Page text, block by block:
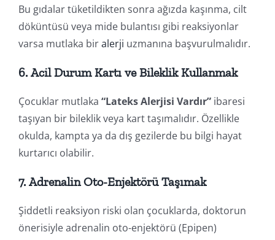
Bu gıdalar tüketildikten sonra ağızda kaşınma, cilt
döküntüsü veya mide bulantısı gibi reaksiyonlar
varsa mutlaka biralerji uzmanına başvurulmalıdır.
6. Acil Durum Kartı ve Bileklik Kullanmak
Çocuklar mutlaka “Lateks Alerjisi Vardır”ibaresi
taşıyan bir bileklik veya kart taşımalıdır. Özellikle
okulda, kampta ya da dış gezilerde bu bilgi hayat
kurtarıcı olabilir.
7. Adrenalin Oto-Enjektörü Taşımak
Şiddetli reaksiyon riski olan çocuklarda, doktorun
önerisiyle adrenalin oto-enjektörü (Epipen)